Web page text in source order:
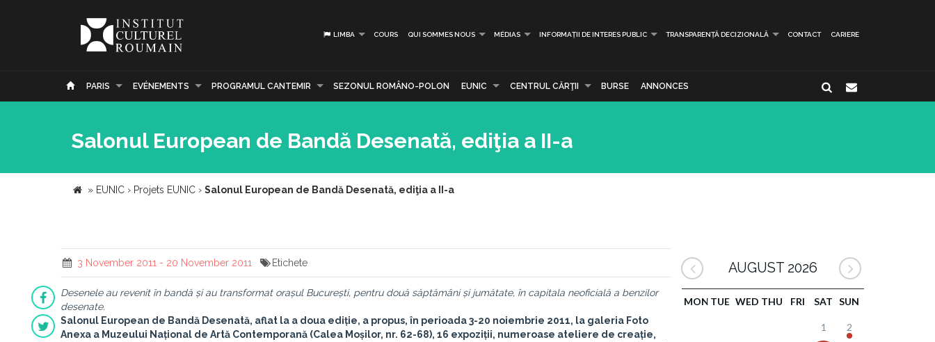
LIMBA COURS QUI SOMMES NOUS MÉDIAS INFORMAȚII DE INTERES PUBLIC TRANSPARENȚĂ DECIZIONALĂ CONTACT CARIERE
PARIS EVÉNEMENTS PROGRAMUL CANTEMIR SEZONUL ROMÂNO-POLON EUNIC CENTRUL CĂRŢII BURSE ANNONCES
Salonul European de Bandă Desenată, ediţia a II-a
» EUNIC › Projets EUNIC › Salonul European de Bandă Desenată, ediţia a II-a
3 November 2011 - 20 November 2011 Etichete
Desenele au revenit în bandă și au transformat orașul București, pentru două săptămâni și jumătate, în capitala neoficială a benzilor
desenate.
Salonul European de Bandă Desenată, aflat la a doua ediție, a propus, în perioada3-20 noiembrie 2011, la galeria Foto
Anexa a Muzeului Național de Artă Contemporană (Calea Moșilor, nr. 62-68), 16 expoziții, numeroase ateliere de creație,
AUGUST 2026
MON TUE WED THU FRI SAT SUN
1 2